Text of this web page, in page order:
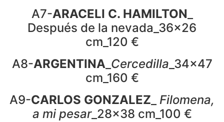
A7-ARACELI C. HAMILTON
Después de la nevada_36x26
cm_120 €
A8-ARGENTINA_ Cercedilla _34x47
cm_160 €
A9-CARLOS GONZALEZ
Filomena,
a mi pesar_28x38 cm_100 €